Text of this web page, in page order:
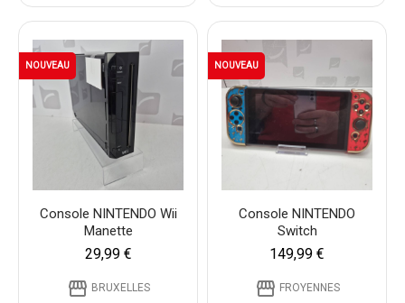
Console NINTENDO Wii
Manette
29,99 €
storefront BRUXELLES
NOUVEAU
Console NINTENDO
Switch
149,99 €
storefront FROYENNES
NOUVEAU